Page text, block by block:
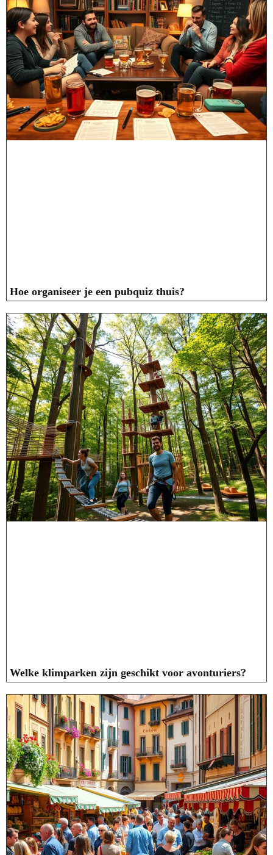
Hoe organiseer je een pubquiz thuis?
Welke klimparken zijn geschikt voor avonturiers?